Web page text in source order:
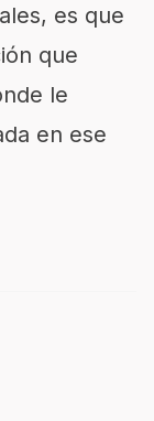
es que
que
le
en ese